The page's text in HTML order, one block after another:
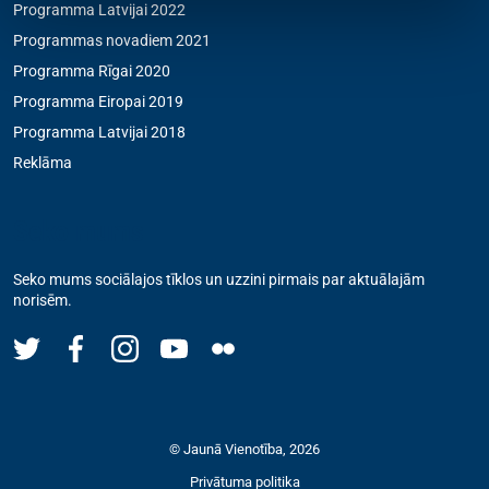
Programma Latvijai 2022
Programmas novadiem 2021
Programma Rīgai 2020
Programma Eiropai 2019
Programma Latvijai 2018
Reklāma
Seko mums sociālajos tīklos un uzzini pirmais par aktuālajām
norisēm.
© Jaunā Vienotība, 2026
Privātuma politika